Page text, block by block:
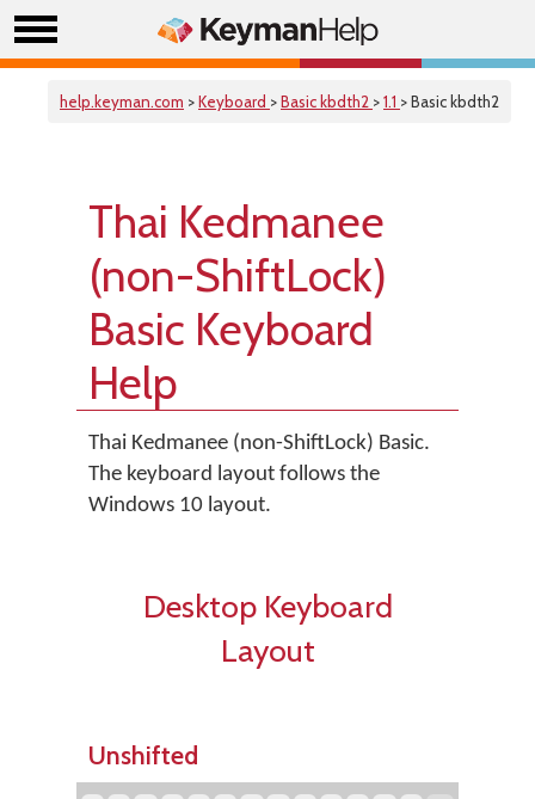
help.keyman.com >Keyboard >Basic kbdth2 >1.1 > Basic kbdth2
Thai Kedmanee
(non-ShiftLock)
Basic Keyboard
Help
Thai Kedmanee (non-ShiftLock) Basic.
The keyboard layout follows the
Windows 10 layout.
Desktop Keyboard
Layout
Unshifted